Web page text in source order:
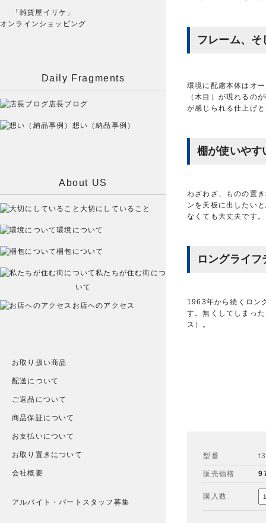
フレーム、
環境に配慮本体はオ
（木目）が現れるの
が感じられる仕上げ
棚が使いやす
わざわざ、ものの置
ンを天板に出したい
なくても大丈夫です。
ロングライ
1963年から続くロン
す。無くしてしまっ
ス）。
型番
販売価格
購入数
「雑貨屋イリケ」
オンラインショッピング
Daily Fragments
店長ブログ
想い（納品事例）
About US
大切にしていること
環境について
梱包について
私たちが住む街につ
いて
お店へのアクセス
お取り扱い商品
配送について
ご返品について
商品保証について
お支払いについて
お取り置きについて
会社概要
アルバイト・パートスタッフ募集